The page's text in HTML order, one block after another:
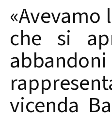
che si
vicenda